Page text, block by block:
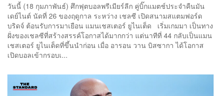
วันนี้ (18 กุมภาพันธ์) ศึกฟุตบอลพรีเมียร์ลีก คู่บิ๊กแมตช์ประจำคืนมัน
เดย์ไนต์ นัดที่ 26 ของฤดูกาล ระหว่าง เชลซี เปิดสนามสแตมฟอร์ด
บริดจ์ ต้อนรับการมาเยือน แมนเชสเตอร์ ยูไนเต็ด เริ่มเกมมา เป็นทาง
ฝั่งของเชลซีที่สร้างสรรค์โอกาสได้มากกว่า แต่นาทีที่ 44 กลับเป็นแมน
เชสเตอร์ ยูไนเต็ดที่ขึ้นนำก่อน เมื่อ อารอน วาน บิสซากา ได้โอกาส
เปิดบอลเข้ากรอบเ...